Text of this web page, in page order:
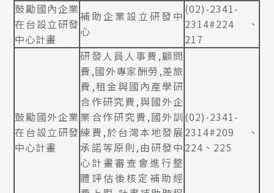
鼓勵國內企業
在台設立研發
中心計畫
補助企業設立研發中
心
(02)-2341-
2314#224、
217
鼓勵國外企業
在台設立研發
中心計畫
研發人員人事費,顧問
費,國外專家酬勞,差旅
費,租金與國內產學研
合作研究費,與國外企
業合作研究費,國外訓
練費,於台灣本地發展
承諾等原則,由研發中
心計畫審查會進行整
體評估後核定補助經
(02)-2341-
2314#209、
224、225